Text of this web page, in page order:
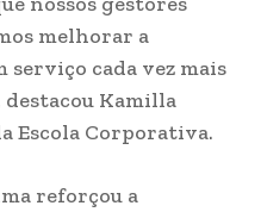
melhorar a
cada vez mais
destacou Kamilla
Escola Corporativa.
reforçou a